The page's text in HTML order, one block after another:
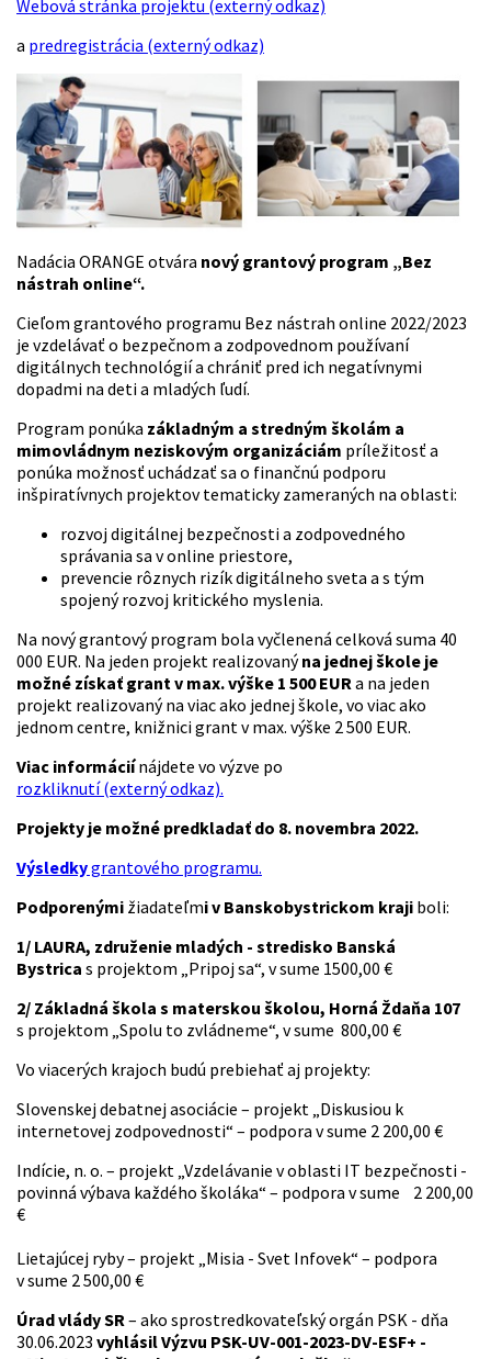
Webová stránka projektu (externý odkaz)
a predregistrácia (externý odkaz)
Nadácia ORANGE otvára nový grantový program „Bez
nástrah online“.
Cieľom grantového programu Bez nástrah online 2022/2023
je vzdelávať o bezpečnom a zodpovednom používaní
digitálnych technológií a chrániť pred ich negatívnymi
dopadmi na deti a mladých ľudí.
Program ponúka základným a stredným školám a
mimovládnym neziskovým organizáciám príležitosť a
ponúka možnosť uchádzať sa o finančnú podporu
inšpiratívnych projektov tematicky zameraných na oblasti:
rozvoj digitálnej bezpečnosti a zodpovedného
správania sa v online priestore,
prevencie rôznych rizík digitálneho sveta a s tým
spojený rozvoj kritického myslenia.
Na nový grantový program bola vyčlenená celková suma 40
000 EUR. Na jeden projekt realizovanýna jednej škole je
možné získať grant v max. výške 1 500 EUR a na jeden
projekt realizovaný na viac ako jednej škole, vo viac ako
jednom centre, knižnici grant v max. výške 2 500 EUR.
Viac informáciínájdete vo výzve po
rozkliknutí (externý odkaz).
Projekty je možné predkladať do 8. novembra 2022.
Výsledkygrantového programu.
Podporenými žiadateľmi v Banskobystrickom kraji boli:
1/ LAURA, združenie mladých - stredisko Banská
Bystrica s projektom „Pripoj sa“, v sume 1500,00 €
2/ Základná škola s materskou školou, Horná Ždaňa 107
s projektom „Spolu to zvládneme“, v sume 800,00 €
Vo viacerých krajoch budú prebiehať aj projekty:
Slovenskej debatnej asociácie – projekt „Diskusiou k
internetovej zodpovednosti“ – podpora v sume 2 200,00 €
Indície, n. o. – projekt „Vzdelávanie v oblasti IT bezpečnosti -
povinná výbava každého školáka“ – podpora v sume 2 200,00
€
Lietajúcej ryby – projekt „Misia - Svet Infovek“ – podpora
v sume 2 500,00 €
Úrad vlády SR – ako sprostredkovateľský orgán PSK - dňa
30.06.2023 vyhlásil Výzvu PSK-UV-001-2023-DV-ESF+ -